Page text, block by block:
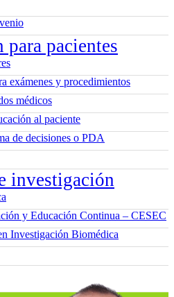
pacientes
exámenes y procedimientos
médicos
al paciente
de decisiones o PDA
investigación
y Educación Continua – CESEC
Investigación Biomédica